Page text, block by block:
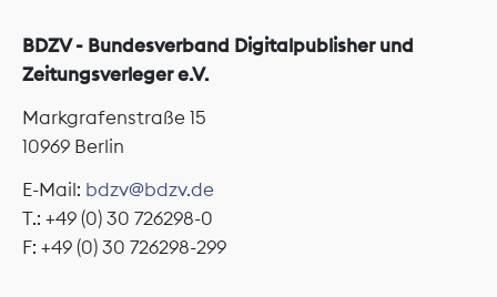
BDZV - Bundesverband Digitalpublisher und
Zeitungsverleger e.V.
Markgrafenstraße 15
10969 Berlin
E-Mail: bdzv@bdzv.de
T.: +49 (0) 30 726298-0
F: +49 (0) 30 726298-299